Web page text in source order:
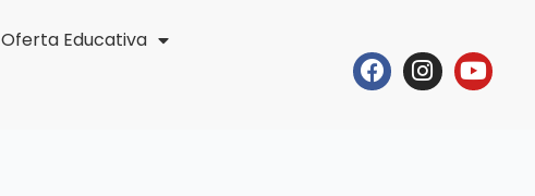
Oferta Educativa
Facebook